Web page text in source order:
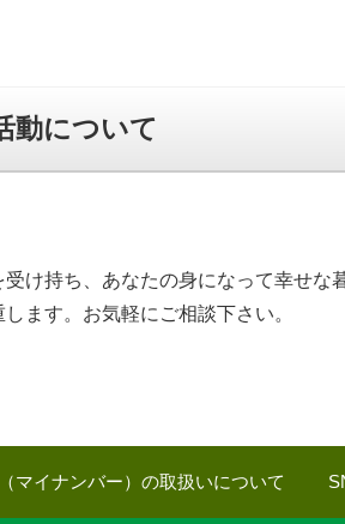
動について
け持ち、あなたの身になって幸せな
ます。お気軽にご相談下さい。
マイナンバー）の取扱いについて